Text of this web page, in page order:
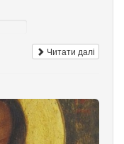
Читати далі